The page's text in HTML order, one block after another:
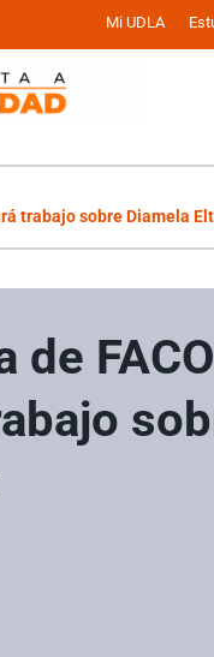
Mi UDLA
trabajo sobre Diamela
de